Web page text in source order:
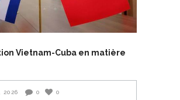
Vietnam-Cuba en matière
2026 0 0